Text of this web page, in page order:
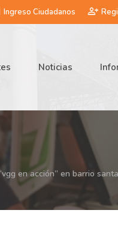
Ingreso Ciudadanos person_add
Noticias
en acción” en barrio